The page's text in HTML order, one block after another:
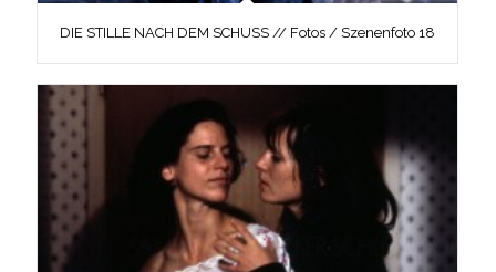
DIE STILLE NACH DEM SCHUSS // Fotos / Szenenfoto 18